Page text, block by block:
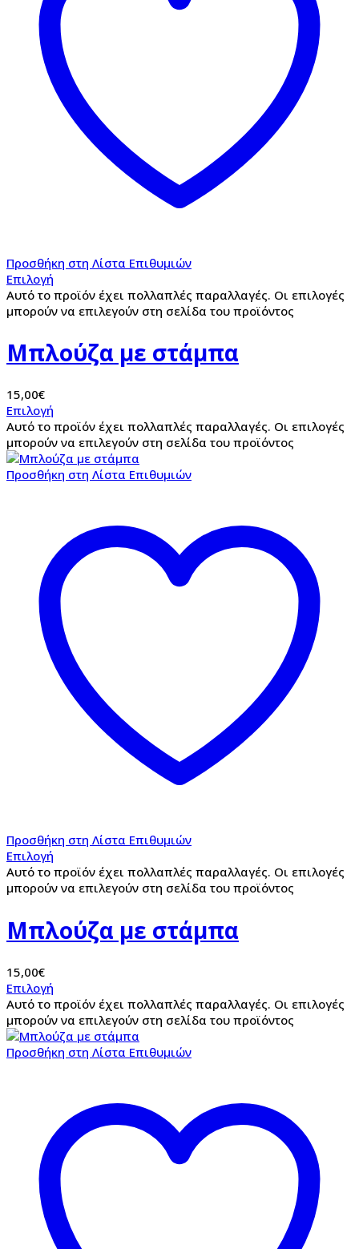
Προσθήκη στη Λίστα Επιθυμιών
Επιλογή
Αυτό το προϊόν έχει πολλαπλές παραλλαγές. Οι επιλογές
μπορούν να επιλεγούν στη σελίδα του προϊόντος
Μπλούζα με στάμπα
15,00€
Επιλογή
Αυτό το προϊόν έχει πολλαπλές παραλλαγές. Οι επιλογές
μπορούν να επιλεγούν στη σελίδα του προϊόντος
Προσθήκη στη Λίστα Επιθυμιών
Προσθήκη στη Λίστα Επιθυμιών
Επιλογή
Αυτό το προϊόν έχει πολλαπλές παραλλαγές. Οι επιλογές
μπορούν να επιλεγούν στη σελίδα του προϊόντος
Μπλούζα με στάμπα
15,00€
Επιλογή
Αυτό το προϊόν έχει πολλαπλές παραλλαγές. Οι επιλογές
μπορούν να επιλεγούν στη σελίδα του προϊόντος
Προσθήκη στη Λίστα Επιθυμιών